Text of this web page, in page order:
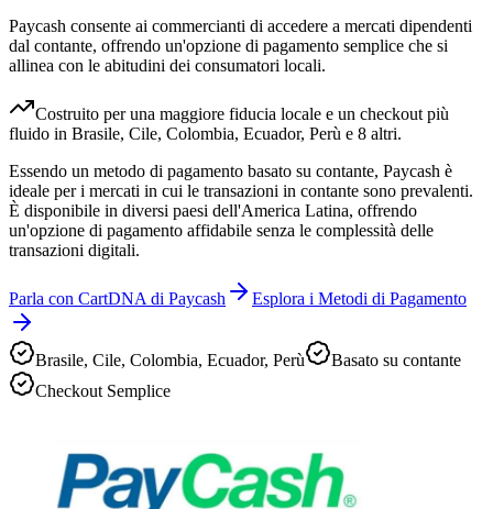
Paycash consente ai commercianti di accedere a mercati dipendenti
dal contante, offrendo un'opzione di pagamento semplice che si
allinea con le abitudini dei consumatori locali.
Costruito per una maggiore fiducia locale e un checkout più
fluido in Brasile, Cile, Colombia, Ecuador, Perù e 8 altri.
Essendo un metodo di pagamento basato su contante, Paycash è
ideale per i mercati in cui le transazioni in contante sono prevalenti.
È disponibile in diversi paesi dell'America Latina, offrendo
un'opzione di pagamento affidabile senza le complessità delle
transazioni digitali.
Parla con CartDNA di Paycash Esplora i Metodi di Pagamento
Brasile, Cile, Colombia, Ecuador, Perù
Basato su contante
Checkout Semplice